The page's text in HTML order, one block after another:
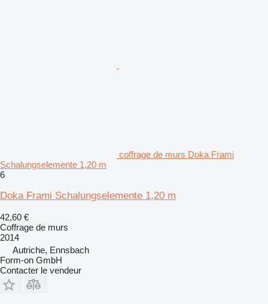
coffrage de murs Doka Frami
Schalungselemente 1,20 m
6
Doka Frami Schalungselemente 1,20 m
42,60 €
Coffrage de murs
2014
Autriche, Ennsbach
Form-on GmbH
Contacter le vendeur